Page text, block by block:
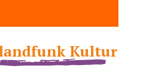
Kultur